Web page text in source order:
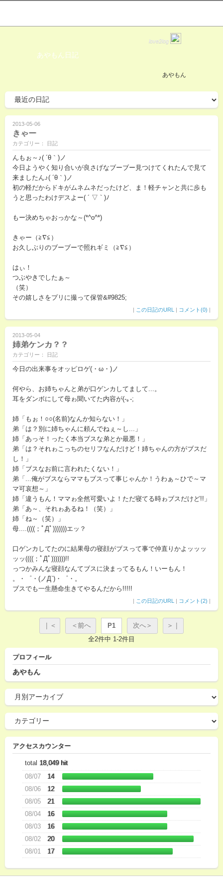
love2log
あやもん日記
あやもん
2013-05-06
きゃー
カテゴリー： 日記
んもぉ～♪( ´θ｀)ノ
今日ようやく知り合いが良さげなブーブー見つけてくれたんで見て
来ましたん♪( ´θ｀)ノ
初の軽だからドキがムネムネだったけど、ま！軽チャンと共に歩も
うと思ったわけデスよー( ´ ▽ ` )ﾉ
もー決めちゃおっかな～(*^o^*)
きゃー（≧∇≦）
お久しぶりのブーブーで照れギミ（≧∇≦）
はぃ！
つぶやきでしたぁ～
（笑）
その嬉しさをプリに撮って保管&#9825;
| この日記のURL | コメント(0) |
2013-05-04
姉弟ケンカ？？
カテゴリー： 日記
今日の出来事をオッピロゲ(・ω・)ノ
何やら、お姉ちゃんと弟が口ゲンカしてまして...。
耳をダンボにして母ゎ聞いてた内容が(-｡-;
姉「もぉ！○○(名前)なんか知らない！」
弟「は？別に姉ちゃんに頼んでねぇ～し...」
姉「あっそ！ったく本当ブスな弟とか最悪！」
弟「は？それゎこっちのセリフなんだけど！姉ちゃんの方がブスだ
し！」
姉「ブスなお前に言われたくない！」
弟「...俺がブスならママもブスって事じゃんか！うわぁ～ひで～マ
マ可哀想～」
姉「違うもん！ママゎ全然可愛いよ！ただ寝てる時ゎブスだけど!!」
弟「あ～、それゎあるね！（笑）」
姉「ね～（笑）」
母....((((；ﾟДﾟ)))))))エッ？
口ゲンカしてたのに結果母の寝顔がブスって事で仲直りかよッッッ
ッッ((((；ﾟДﾟ)))))))!!
っつかみんな寝顔なんてブスに決まってるもん！いーもん！
。・゜・(ノД`)・゜・。
ブスでも一生懸命生きてやるんだから!!!!!
| この日記のURL | コメント(2) |
｜＜ ＜前へ P1 次へ＞
＞｜
全2件中 1-2件目
プロフィール
あやもん
アクセスカウンター
total 18,049 hit
08/07
14
08/06
12
08/05
21
08/04
16
08/03
16
08/02
20
08/01
17